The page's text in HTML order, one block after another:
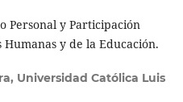
Personal y Participación
Humanas y de la Educación.
Universidad Católica Luis